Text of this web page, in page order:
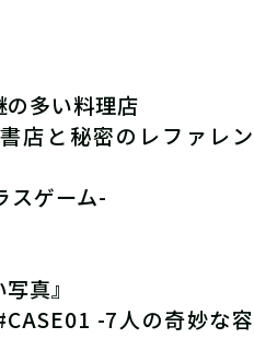
の多い料理店
店と秘密のレファレン
スゲーム-
真』
-7人の奇妙な容